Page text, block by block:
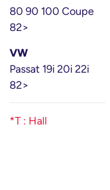
80 90 100 Coupe
82>
VW
Passat 19i 20i 22i
82>
*T : Hall